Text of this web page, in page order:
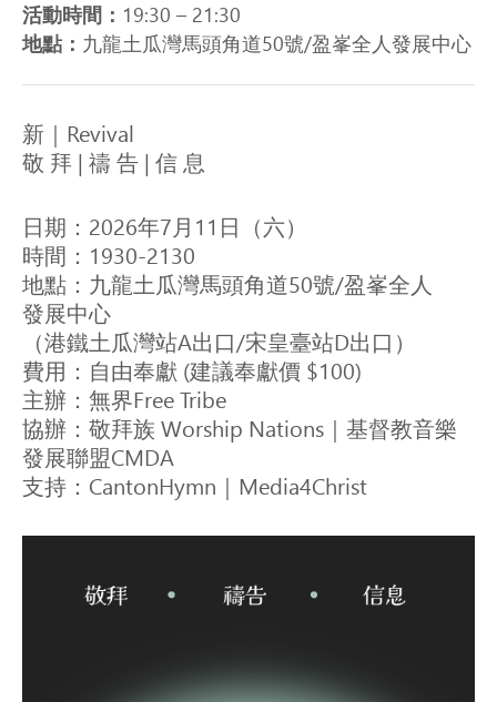
活動時間： 19:30 – 21:30
地點： 九龍土瓜灣馬頭角道50號/盈峯全人發展中心
新｜Revival
敬 拜 | 禱 告 | 信 息
日期：2026年7月11日（六）
時間：1930-2130
地點：九龍土瓜灣馬頭角道50號/盈峯全人
發展中心
（港鐵土瓜灣站A出口/宋皇臺站D出口）
費用：自由奉獻 (建議奉獻價 $100)
主辦：無界Free Tribe
協辦：敬拜族 Worship Nations｜基督教音樂
發展聯盟CMDA
支持：CantonHymn｜Media4Christ